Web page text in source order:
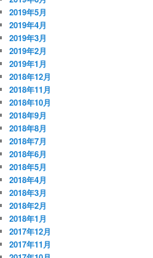
2019年5月
2019年4月
2019年3月
2019年2月
2019年1月
2018年12月
2018年11月
2018年10月
2018年9月
2018年8月
2018年7月
2018年6月
2018年5月
2018年4月
2018年3月
2018年2月
2018年1月
2017年12月
2017年11月